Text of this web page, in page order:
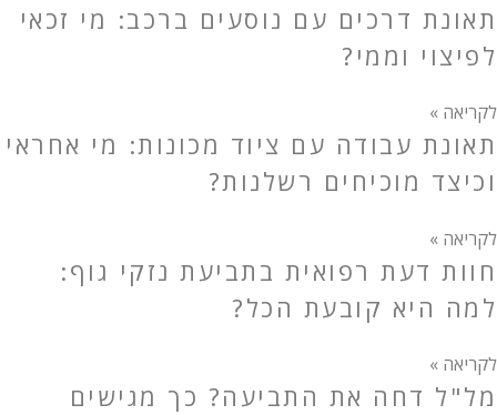
תאונת דרכים עם נוסעים ברכב: מי זכאי
לפיצוי וממי?
לקריאה »
תאונת עבודה עם ציוד מכונות: מי אחראי
וכיצד מוכיחים רשלנות?
לקריאה »
חוות דעת רפואית בתביעת נזקי גוף:
למה היא קובעת הכל?
לקריאה »
מל"ל דחה את התביעה? כך מגישים